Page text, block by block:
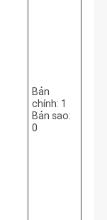
Bản
chính: 1
Bản sao:
0